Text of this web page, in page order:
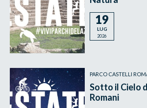
19
LUG
2026
PARCO CASTELLI
Sotto il Cielo
Romani